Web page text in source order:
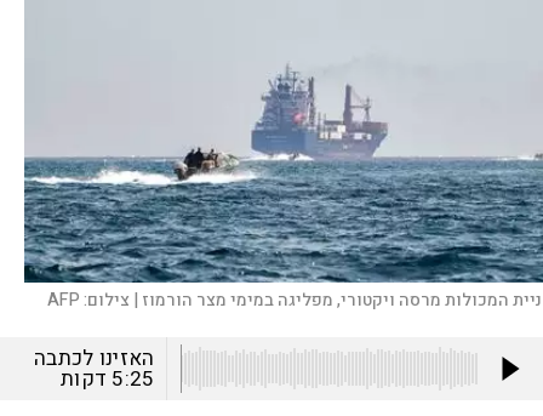
המכולות מרסה ויקטורי, מפליגה במימי מצר הורמוז | צילום:AFP
האזינו לכתבה
5:25 דקות